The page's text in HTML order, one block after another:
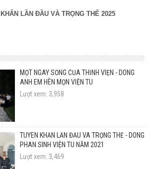
LẦN ĐẦU VÀ TRỌNG THỂ 2025
MỘT NGÀY SỐNG CỦA THỈNH VIỆN - DÒNG
ANH EM HÈN MỌN VIỆN TU
Lượt xem: 3,958
TUYÊN KHẤN LẦN ĐẦU VÀ TRỌNG THỂ - DÒNG
PHAN SINH VIỆN TU NĂM 2021
Lượt xem: 3,469